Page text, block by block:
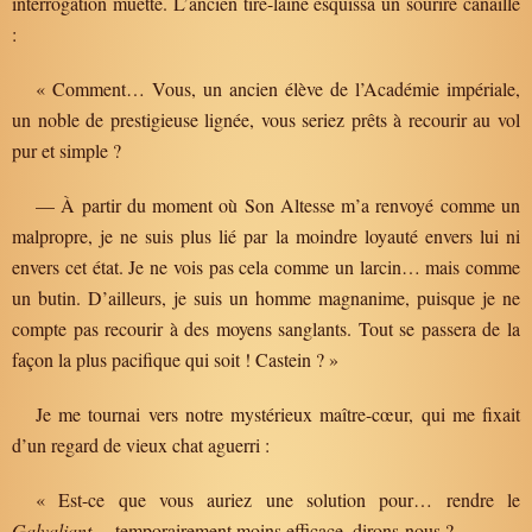
:
« Comment… Vous, un ancien élève de l’Académie impériale,
un noble de prestigieuse lignée, vous seriez prêts à recourir au vol
pur et simple ?
— À partir du moment où Son Altesse m’a renvoyé comme un
malpropre, je ne suis plus lié par la moindre loyauté envers lui ni
envers cet état. Je ne vois pas cela comme un larcin… mais comme
un butin. D’ailleurs, je suis un homme magnanime, puisque je ne
compte pas recourir à des moyens sanglants. Tout se passera de la
façon la plus pacifique qui soit ! Castein ? »
Je me tournai vers notre mystérieux maître-cœur, qui me fixait
d’un regard de vieux chat aguerri :
« Est-ce que vous auriez une solution pour… rendre le